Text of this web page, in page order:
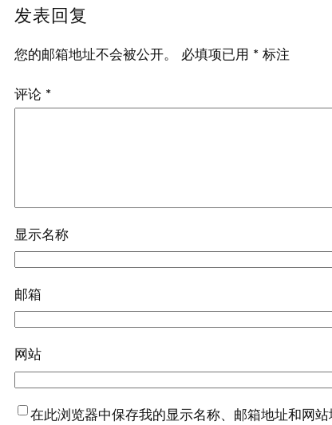
发表回复
您的邮箱地址不会被公开。 必填项已用 * 标注
评论 *
显示名称
邮箱
网站
在此浏览器中保存我的显示名称、邮箱地址和网站